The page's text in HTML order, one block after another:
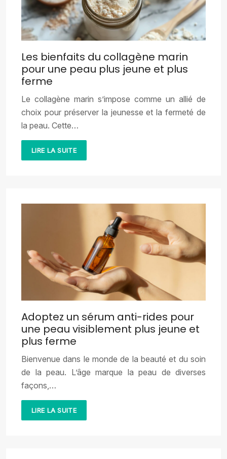
Les bienfaits du collagène marin
pour une peau plus jeune et plus
ferme
Le collagène marin s’impose comme un allié de
choix pour préserver la jeunesse et la fermeté de
la peau. Cette…
LIRE LA SUITE
Adoptez un sérum anti-rides pour
une peau visiblement plus jeune et
plus ferme
Bienvenue dans le monde de la beauté et du soin
de la peau. L’âge marque la peau de diverses
façons,…
LIRE LA SUITE